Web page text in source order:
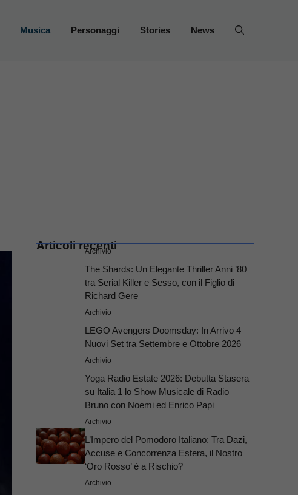
Musica Personaggi Stories News
Articoli recenti
Archivio
The Shards: Un Elegante Thriller Anni ’80
tra Serial Killer e Sesso, con il Figlio di
Richard Gere
Archivio
LEGO Avengers Doomsday: In Arrivo 4
Nuovi Set tra Settembre e Ottobre 2026
Archivio
Yoga Radio Estate 2026: Debutta Stasera
su Italia 1 lo Show Musicale di Radio
Bruno con Noemi ed Enrico Papi
Archivio
L’Impero del Pomodoro Italiano: Tra Dazi,
Accuse e Concorrenza Estera, il Nostro
‘Oro Rosso’ è a Rischio?
Archivio